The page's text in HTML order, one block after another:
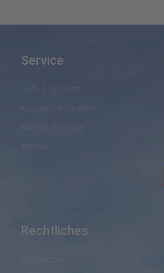
Service
Hilfe & Support
Rechtliches